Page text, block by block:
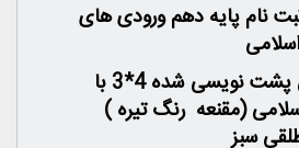
نام پایه دهم ورودی های
6 قطعه عکس پشت نویسی شده 4*3 با
(مقنعه رنگ تیره )